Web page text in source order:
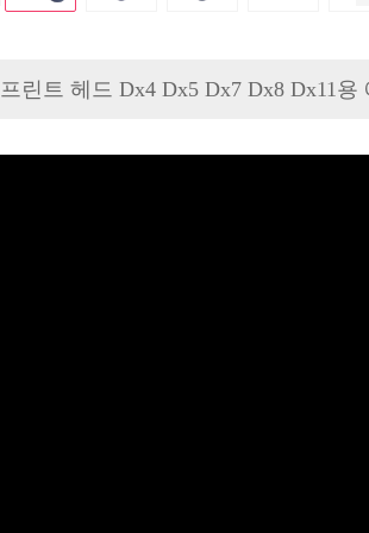
프린트 헤드 Dx4 Dx5 Dx7 Dx8 Dx11용